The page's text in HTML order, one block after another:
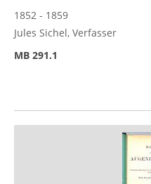
1852 - 1859
Jules Sichel, Verfasser
MB 291.1